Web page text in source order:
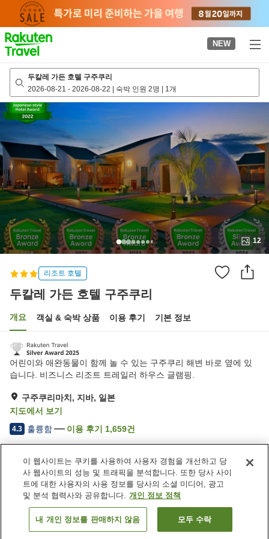
page
NEW
두칼레 가든 호텔 구주쿠리
2026-08-21 - 2026-08-22 | 숙박 인원 2명 | 1개
12
리조트 호텔
두칼레 가든 호텔 구주쿠리
개요 객실 & 숙박 상품 이용 후기 기본 정보
어린이와 애완동물이 함께 놀 수 있는 구주쿠리 해변 바로 옆에 있
습니다. 비즈니스 리조트 트레일러 하우스 글램핑.
구주쿠리마치, 지바, 일본
지도에서 보기
4.3 훌륭함 이용 후기 1,659건
숙소 편의 시설/서비스
Wi-Fi
레스토랑
카페
지정된 흡연 공간
일본 지바 구주쿠리마치 두칼레 가든 호텔 구주쿠리
객실 보기
이 웹사이트는 쿠키를 사용하여 사용자 경험을 개선하고 당
사 웹사이트의 성능 및 트래픽을 분석합니다. 또한 당사 사이
트에 대한 사용자의 사용 정보를 당사의 소셜 미디어, 광고
및 분석 협력사와 공유합니다. 개인 정보 정책
내 개인 정보를 판매하지 않음 모두 수락